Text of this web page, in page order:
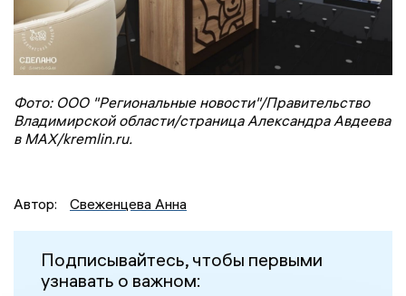
Фото: ООО "Региональные новости"/Правительство
Владимирской области/страница Александра Авдеева
в MAX/kremlin.ru.
Автор: Свеженцева Анна
Подписывайтесь, чтобы первыми
узнавать о важном: